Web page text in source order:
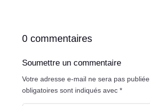
0 commentaires
Soumettre un commentaire
Votre adresse e-mail ne sera pas publiée.
obligatoires sont indiqués avec *